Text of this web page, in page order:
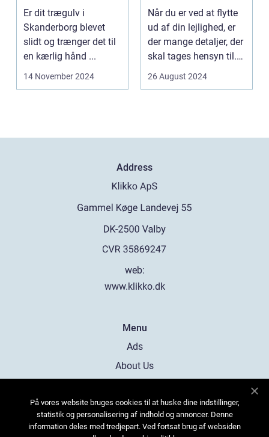
Er dit trægulv i
Skanderborg blevet
slidt og trænger det til
en kærlig hånd ...
14 November 2024
overvejelser
Når du er ved at flytte
ud af din lejlighed, er
der mange detaljer, der
skal tages hensyn til.
En af...
26 August 2024
Address
web:
www.klikko.dk
Menu
Ads
About Us
Contact
Sitemap
På vores website bruges cookies til at huske dine indstillinger,
statistik og personalisering af indhold og annoncer. Denne
information deles med tredjepart. Ved fortsat brug af websiden